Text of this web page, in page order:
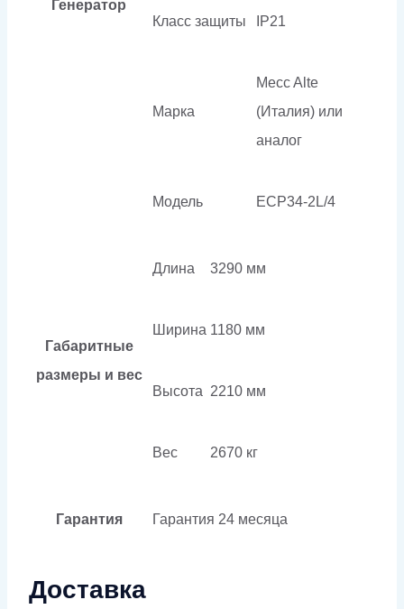
Генератор
Класс защиты
IP21
Марка
Mecc Alte
(Италия) или
аналог
Модель ECP34-2L/4
Габаритные
размеры и вес
Длина 3290 мм
Ширина 1180 мм
Высота 2210 мм
Вес 2670 кг
Гарантия Гарантия 24 месяца
Доставка